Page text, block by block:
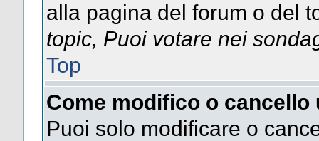
alla pagina del forum o del
topic, Puoi votare nei
Top
Come modifico o cancello
Puoi solo modificare o